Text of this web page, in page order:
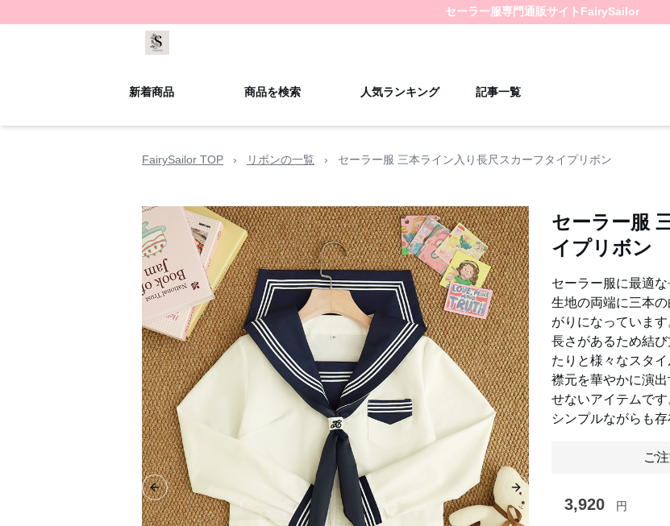
セーラー服専門通販サイト FairySailor
新着商品 商品を検索 人気ランキング 記事一覧
FairySailor TOP › リボンの一覧 › セーラー服 三本ライン入り長尺スカーフタイプリボン
Previous slide Next slide
セーラー服
イプリボン
セーラー服に最適
生地の両端に三本
がりになっています
長さがあるため結
たりと様々なスタイ
襟元を華やかに演
せないアイテムです
シンプルながらも
ご
3,920 円